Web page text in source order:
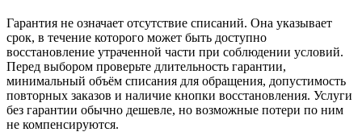
Гарантия не означает отсутствие списаний. Она указывает
срок, в течение которого может быть доступно
восстановление утраченной части при соблюдении условий.
Перед выбором проверьте длительность гарантии,
минимальный объём списания для обращения, допустимость
повторных заказов и наличие кнопки восстановления. Услуги
без гарантии обычно дешевле, но возможные потери по ним
не компенсируются.